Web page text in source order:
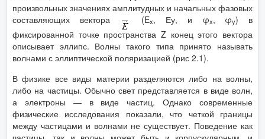
произвольных значениях амплитудных и начальных фазовых
составляющих вектора
(Eх, Еу, и φх, φу) в
фиксированной точке пространства Z конец этого вектора
описывает эллипс. Волны такого типа принято называть
волнами с эллиптической поляризацией (рис 2.1).
В физике все виды материи разделяются либо на волны,
либо на частицы. Обычно свет представляется в виде волн,
а электроны — в виде частиц. Однако современные
физические исследования показали, что четкой границы
между частицами и волнами не существует. Поведение как